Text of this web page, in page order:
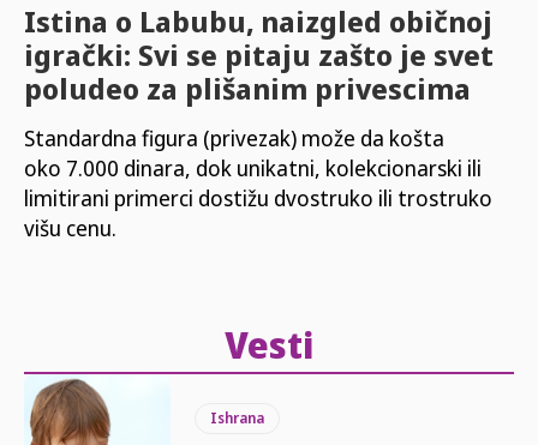
Istina o Labubu, naizgled običnoj
igrački: Svi se pitaju zašto je svet
poludeo za plišanim privescima
Standardna figura (privezak) može da košta
oko 7.000 dinara, dok unikatni, kolekcionarski ili
limitirani primerci dostižu dvostruko ili trostruko
višu cenu.
Vesti
Ishrana